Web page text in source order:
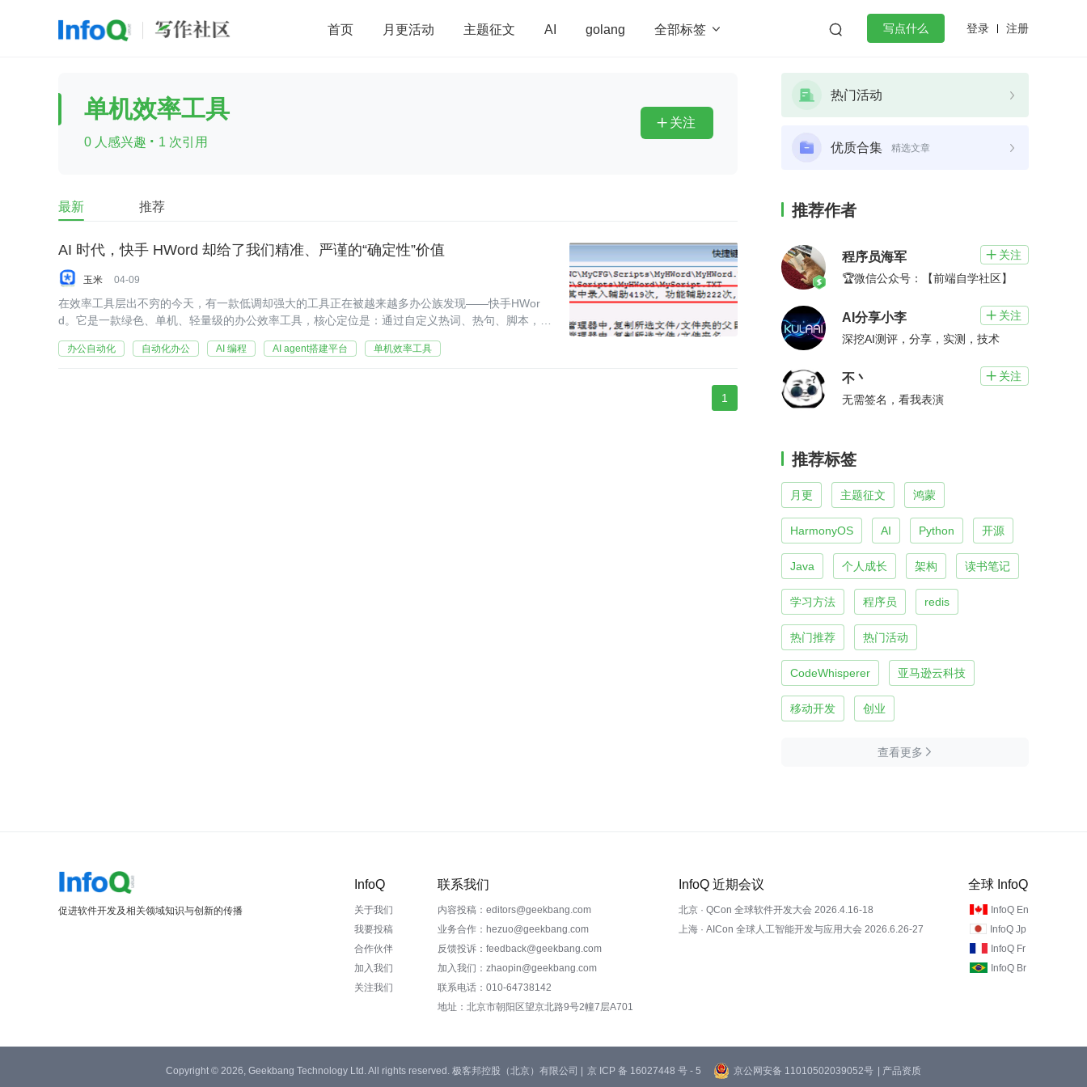
首页 月更活动 主题征文 AI golang 全部标签   写点什么 登录 注册
前端 AI 大数据 redis
查看更多
单机效率工具
0 人感兴趣 · 1 次引用
 关注
最新 推荐
AI 时代，快手 HWord 却给了我们精准、严谨的“确定性”价值
玉米 04-09
在效率工具层出不穷的今天，有一款低调却强大的工具正在被越来越多办公族发现——快手HWor
d。它是一款绿色、单机、轻量级的办公效率工具，核心定位是：通过自定义热词、热句、脚本，实
办公自动化 自动化办公 AI 编程 AI agent搭建平台 单机效率工具
1
热门活动
优质合集 精选文章
推荐作者
程序员海军  关注
🏆微信公众号：【前端自学社区】
AI分享小李  关注
深挖AI测评，分享，实测，技术
不丶  关注
无需签名，看我表演
推荐标签
月更 主题征文 鸿蒙
HarmonyOS AI Python 开源
Java 个人成长 架构 读书笔记
学习方法 程序员 redis
热门推荐 热门活动
CodeWhisperer 亚马逊云科技
移动开发 创业
查看更多 
促进软件开发及相关领域知识与创新的传播
InfoQ
关于我们
我要投稿
合作伙伴
加入我们
关注我们
联系我们
内容投稿：editors@geekbang.com
业务合作：hezuo@geekbang.com
反馈投诉：feedback@geekbang.com
加入我们：zhaopin@geekbang.com
联系电话：010-64738142
地址：北京市朝阳区望京北路9号2幢7层A701
InfoQ 近期会议
北京 · QCon 全球软件开发大会 2026.4.16-18
上海 · AICon 全球人工智能开发与应用大会 2026.6.26-27
全球 InfoQ
InfoQ En
InfoQ Jp
InfoQ Fr
InfoQ Br
Copyright © 2026, Geekbang Technology Ltd. All rights reserved. 极客邦控股（北京）有限公司 | 京 ICP 备 16027448 号 - 5 京公网安备 11010502039052号 | 产品资质